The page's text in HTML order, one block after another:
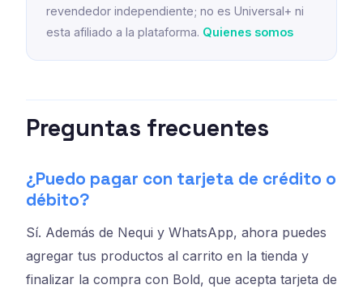
revendedor independiente; no es Universal+ ni
esta afiliado a la plataforma. Quienes somos
Preguntas frecuentes
¿Puedo pagar con tarjeta de crédito o
débito?
Sí. Además de Nequi y WhatsApp, ahora puedes
agregar tus productos al carrito en la tienda y
finalizar la compra con Bold, que acepta tarjeta de